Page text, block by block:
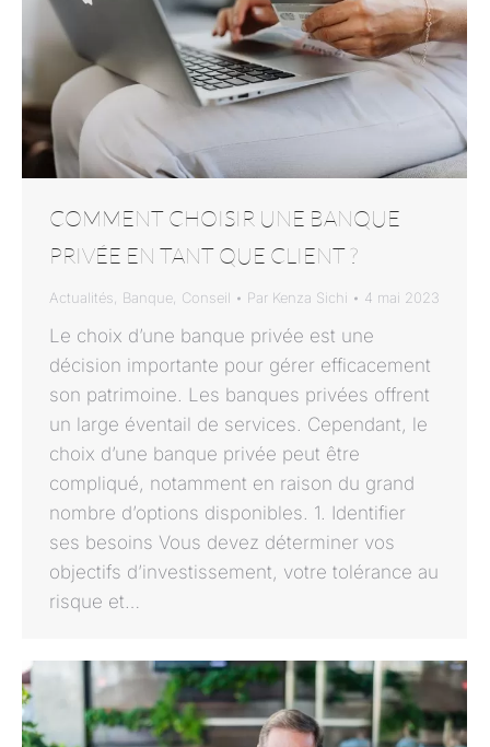
COMMENT CHOISIR UNE BANQUE
PRIVÉE EN TANT QUE CLIENT ?
Actualités Banque Conseil Par Kenza Sichi 4 mai 2023
Le choix d’une banque privée est une
décision importante pour gérer efficacement
son patrimoine. Les banques privées offrent
un large éventail de services. Cependant, le
choix d’une banque privée peut être
compliqué, notamment en raison du grand
nombre d’options disponibles. 1. Identifier
ses besoins Vous devez déterminer vos
objectifs d’investissement, votre tolérance au
risque et…